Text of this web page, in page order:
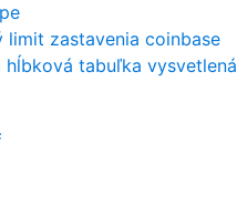
limit zastavenia coinbase
hĺbková tabuľka vysvetlená